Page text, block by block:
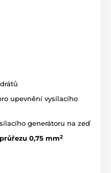
3,4 cm a jeho
mají pouze
Pro malé psy
upevnění vysílacího
generátoru na zeď
0,75 mm2